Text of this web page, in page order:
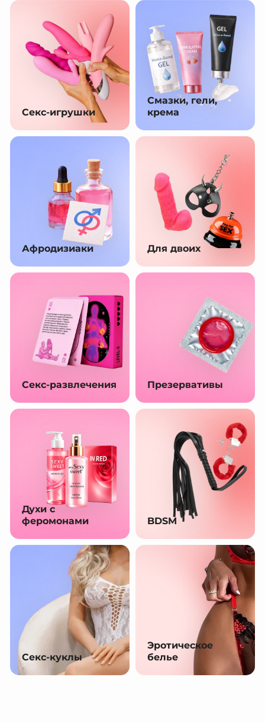
Секс-игрушки
Смазки, гели,
крема
Афродизиаки Для двоих
Секс-развлечения Презервативы
Духи с
феромонами
BDSM
Секс-куклы
Эротическое
белье